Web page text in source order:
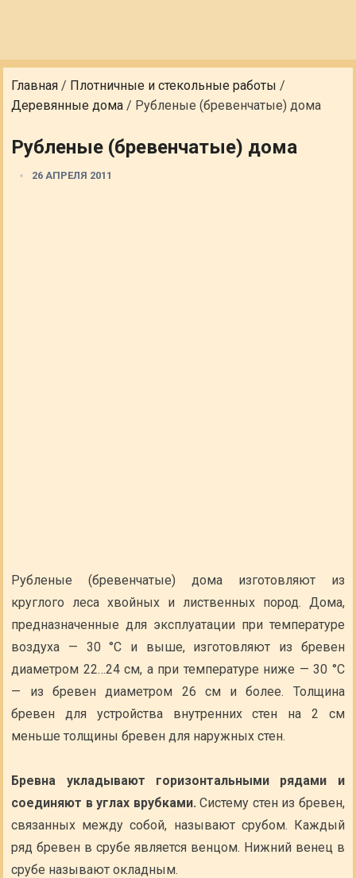
Главная / Плотничные и стекольные работы /
Деревянные дома / Рубленые (бревенчатые) дома
Рубленые (бревенчатые) дома
26 АПРЕЛЯ 2011
Рубленые (бревенчатые) дома изготовляют из
круглого леса хвойных и лиственных пород. Дома,
предназначенные для эксплуатации при температуре
воздуха — 30 °С и выше, изготовляют из бревен
диаметром 22…24 см, а при температуре ниже — 30 °С
— из бревен диаметром 26 см и более. Толщина
бревен для устройства внутренних стен на 2 см
меньше толщины бревен для наружных стен.
Бревна укладывают горизонтальными рядами и
соединяют в углах врубками. Систему стен из бревен,
связанных между собой, называют срубом. Каждый
ряд бревен в срубе является венцом. Нижний венец в
срубе называют окладным.